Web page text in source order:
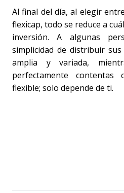
Al final del día, al elegir
flexicap, todo se reduce a
inversión. A algunas
simplicidad de distribuir
amplia y variada,
perfectamente
flexible; solo depende de ti.